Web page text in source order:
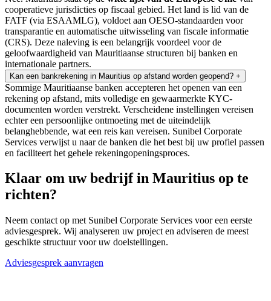
cooperatieve jurisdicties op fiscaal gebied. Het land is lid van de
FATF (via ESAAMLG), voldoet aan OESO-standaarden voor
transparantie en automatische uitwisseling van fiscale informatie
(CRS). Deze naleving is een belangrijk voordeel voor de
geloofwaardigheid van Mauritiaanse structuren bij banken en
internationale partners.
Kan een bankrekening in Mauritius op afstand worden geopend? +
Sommige Mauritiaanse banken accepteren het openen van een
rekening op afstand, mits volledige en gewaarmerkte KYC-
documenten worden verstrekt. Verscheidene instellingen vereisen
echter een persoonlijke ontmoeting met de uiteindelijk
belanghebbende, wat een reis kan vereisen. Sunibel Corporate
Services verwijst u naar de banken die het best bij uw profiel passen
en faciliteert het gehele rekeningopeningsproces.
Klaar om uw bedrijf in Mauritius op te
richten?
Neem contact op met Sunibel Corporate Services voor een eerste
adviesgesprek. Wij analyseren uw project en adviseren de meest
geschikte structuur voor uw doelstellingen.
Adviesgesprek aanvragen